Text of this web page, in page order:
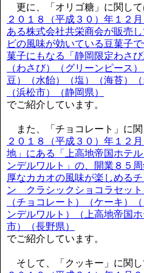
更に、「オリゴ糖」に関して
２０１８（平成３０）年１２
ある株式会社共栄商会が販売
ビの風味が効いている豆菓子
菓子にもなる「静岡限定わさび
（わさび）（グリーンピース
豆）（水飴）（塩）（海苔）
（浜松市）（静岡県）
でご紹介しています。
また、「チョコレート」に関
２０１８（平成３０）年１２
地」にある「上高地帝国ホテ
ンデルワルト」の、開業８５
厚なカカオの風味が楽しめる
ン クラシックショコラセット
（チョコレート）（ケーキ）
ンデルワルト）（上高地帝国
市）（長野県）
でご紹介しています。
そして、「クッキー」に関し